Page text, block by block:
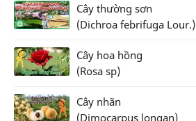
Cây thường sơn
(Dichroa febrifuga Lour.)
Cây hoa hồng
(Rosa sp)
Cây nhãn
(Dimocarpus longan)